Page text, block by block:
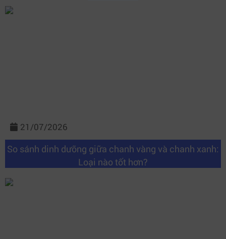
21/07/2026
So sánh dinh dưỡng giữa chanh vàng và chanh xanh:
Loại nào tốt hơn?